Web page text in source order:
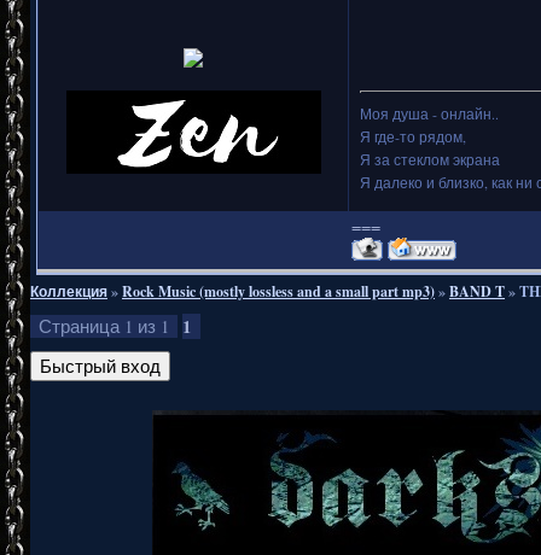
Моя душа - онлайн..
Я где-то рядом,
Я за стеклом экрана
Я далеко и близко, как ни
===
Коллекция»Rock Music (mostly lossless and a small part mp3)»BAND T»
Страница 1 из 1 1